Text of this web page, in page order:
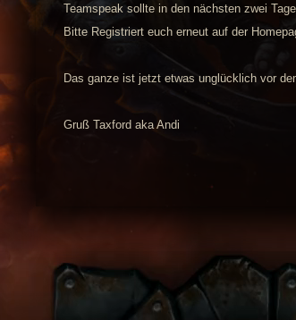
Teamspeak sollte in den nächsten zwei
Bitte Registriert euch erneut auf der
Das ganze ist jetzt etwas unglücklich vor
Gruß Taxford aka Andi